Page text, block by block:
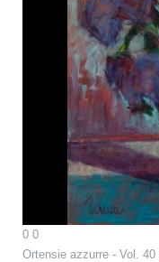
0 0
Ortensie azzurre - Vol. 40